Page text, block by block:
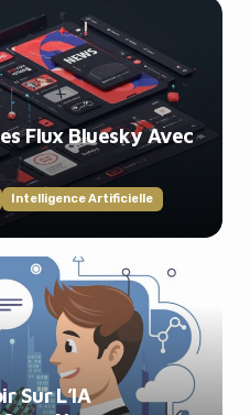
Flux Bluesky Avec
Intelligence Artificielle
Sur L’IA